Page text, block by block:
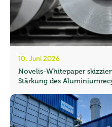
10. Juni 2026
Novelis-Whitepaper
Stärkung des